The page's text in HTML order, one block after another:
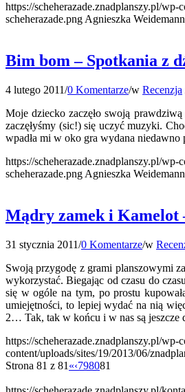
https://scheherazade.znadplanszy.pl/
scheherazade.png Agnieszka Weidemann
Bim bom – Spotkania z
4 lutego 2011/0 Komentarze/w Recenzja
Moje dziecko zaczęło swoją
zaczęłyśmy (sic!) się uczyć muzyki.
wpadła mi w oko gra wydana
https://scheherazade.znadplanszy.pl/
scheherazade.png Agnieszka Weidemann
Mądry zamek i Kamelot
31 stycznia 2011/0 Komentarze/w
Swoją przygodę z grami planszowymi
wykorzystać. Biegając od czasu do
się w ogóle na tym, po prostu
umiejętności, to lepiej wydać na nią
2… Tak, tak w końcu i w nas są jeszcze
https://scheherazade.znadplanszy.pl/
content/uploads/sites/19/2013/06/
Strona 81 z 81 «‹798081